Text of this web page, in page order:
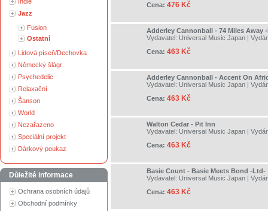
Jazz
Fusion
Ostatní
Lidová píseň/Dechovka
Německý šlágr
Psychedelic
Relaxační
Šanson
World
Nezařazeno
Speciální projekt
Dárkový poukaz
Důležité informace
Ochrana osobních údajů
Obchodní podmínky
Cena: 476 Kč
Adderley Cannonball - 74 Miles Away
Vydavatel: Universal Music Japan |
Cena: 463 Kč
Adderley Cannonball - Accent On
Vydavatel: Universal Music Japan |
Cena: 463 Kč
Walton Cedar - Pit Inn
Vydavatel: Universal Music Japan |
Cena: 463 Kč
Basie Count - Basie Meets Bond -Ltd-
Vydavatel: Universal Music Japan |
Cena: 463 Kč